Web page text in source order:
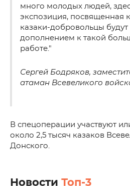
много молодых людей,
экспозиция, посвященная
казаки-добровольцы
дополнением к такой
работе."
Сергей Бодряков,
атаман Всевеликого
В спецоперации участвуют
около 2,5 тысяч казаков
Донского.
Новости Топ-3